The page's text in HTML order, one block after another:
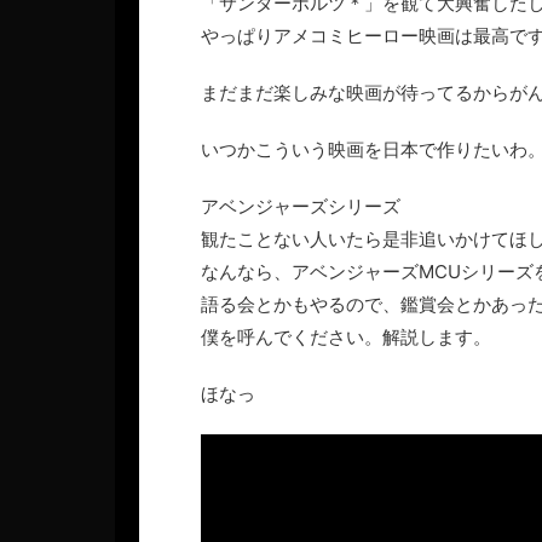
やっぱりアメコミヒーロー映画は最高です
まだまだ楽しみな映画が待ってるからが
いつかこういう映画を日本で作りたいわ。
アベンジャーズシリーズ
観たことない人いたら是非追いかけてほし
なんなら、アベンジャーズMCUシリーズ
語る会とかもやるので、鑑賞会とかあっ
僕を呼んでください。解説します。
ほなっ